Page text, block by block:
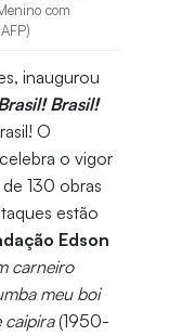
com
inaugurou
Brasil!
O
o vigor
130 obras
estão
Edson
carneiro
meu boi
caipira(1950-